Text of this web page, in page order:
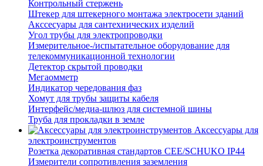
Контрольный стержень
Штекер для штекерного монтажа электросети зданий
Акссесуары для сантехнических изделий
Угол трубы для электропроводки
Измерительное-/испытательное оборудование для
телекоммуникационной технологии
Детектор скрытой проводки
Мегаомметр
Индикатор чередования фаз
Хомут для трубы защиты кабеля
Интерфейс/медиа-шлюз для системной шины
Труба для прокладки в земле
Аксессуары для
электроинструментов
Розетка декоративная стандартов CEE/SCHUKO IP44
Измерители сопротивления заземления